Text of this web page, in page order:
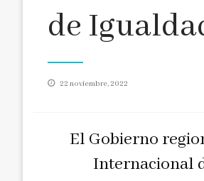
de
Publicado
22 noviembre, 2022
El Gobierno
Internacional